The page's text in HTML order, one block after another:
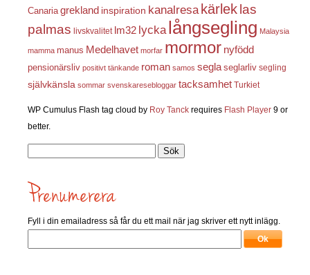
Canaria grekland inspiration kanalresa kärleklas
palmas livskvalitet lm32 lycka långsegling Malaysia
mamma manus Medelhavet morfar mormor nyfödd
pensionärsliv positivt tänkande roman samos segla seglarliv segling
självkänsla sommar svenskaresebloggar tacksamhet Turkiet
WP Cumulus Flash tag cloud by Roy Tanck requires Flash Player 9 or
better.
Fyll i din emailadress så får du ett mail när jag skriver ett nytt inlägg.